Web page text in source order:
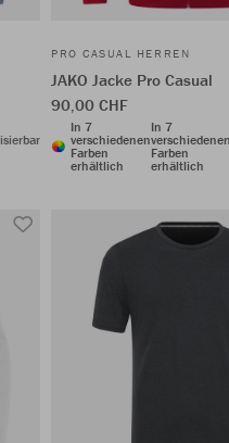
PRO CASUAL HERREN
JAKO Jacke Pro Casual
90,00 CHF
In 7
verschiedenen
Farben
erhältlich
In 7
Farben
erhältlich